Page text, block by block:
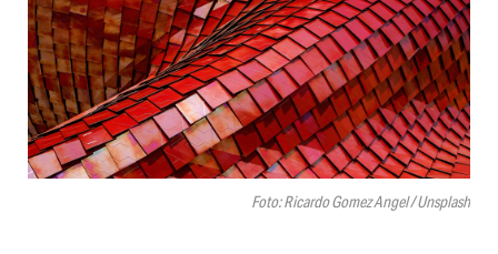
Foto: Ricardo Gomez Angel / Unsplash